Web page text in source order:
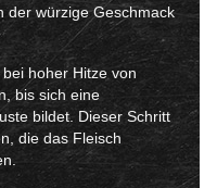
der würzige Geschmack
hoher Hitze von
bis sich eine
bildet. Dieser Schritt
die das Fleisch